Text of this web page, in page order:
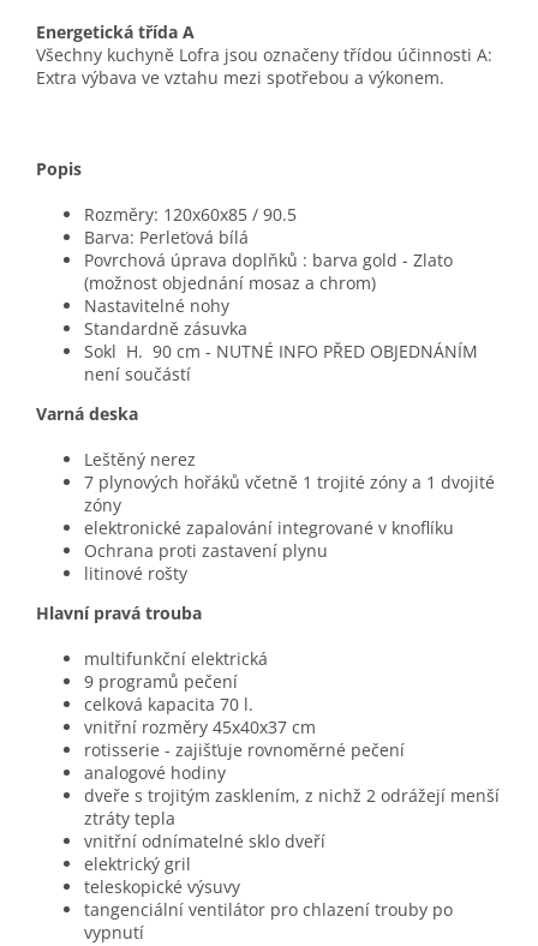
Energetická třída A
Všechny kuchyně Lofra jsou označeny třídou účinnosti A:
Extra výbava ve vztahu mezi spotřebou a výkonem.
Popis
Rozměry: 120x60x85 / 90.5
Barva: Perleťová bílá
Povrchová úprava doplňků : barva gold - Zlato
(možnost objednání mosaz a chrom)
Nastavitelné nohy
Standardně zásuvka
Sokl H. 90 cm - NUTNÉ INFO PŘED OBJEDNÁNÍM
není součástí
Varná deska
Leštěný nerez
7 plynových hořáků včetně 1 trojité zóny a 1 dvojité
zóny
elektronické zapalování integrované v knoflíku
Ochrana proti zastavení plynu
litinové rošty
Hlavní pravá trouba
multifunkční elektrická
9 programů pečení
celková kapacita 70 l.
vnitřní rozměry 45x40x37 cm
rotisserie - zajišťuje rovnoměrné pečení
analogové hodiny
dveře s trojitým zasklením, z nichž 2 odrážejí menší
ztráty tepla
vnitřní odnímatelné sklo dveří
elektrický gril
teleskopické výsuvy
tangenciální ventilátor pro chlazení trouby po
vypnutí